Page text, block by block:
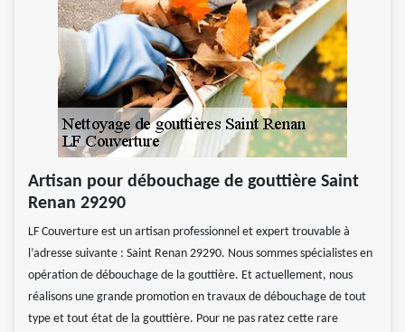
Artisan pour débouchage de gouttière Saint
Renan 29290
LF Couverture est un artisan professionnel et expert trouvable à
l’adresse suivante : Saint Renan 29290. Nous sommes spécialistes en
opération de débouchage de la gouttière. Et actuellement, nous
réalisons une grande promotion en travaux de débouchage de tout
type et tout état de la gouttière. Pour ne pas ratez cette rare